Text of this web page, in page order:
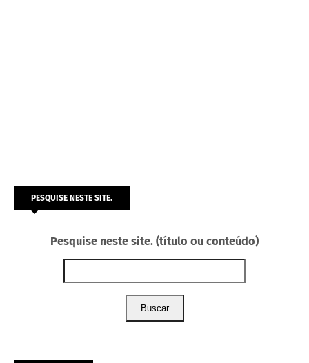
PESQUISE NESTE SITE.
Pesquise neste site. (título ou conteúdo)
Buscar